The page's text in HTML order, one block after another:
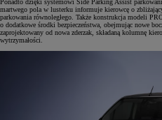
Ponadto dzięki systemowi Side Parking Assist
martwego pola w lusterku informuje kierowcę o
parkowania równoległego. Także konstrukcja modeli
o dodatkowe środki bezpieczeństwa, obejmując nowe
zaprojektowany od nowa zderzak, składaną kolumnę
wytrzymałości.